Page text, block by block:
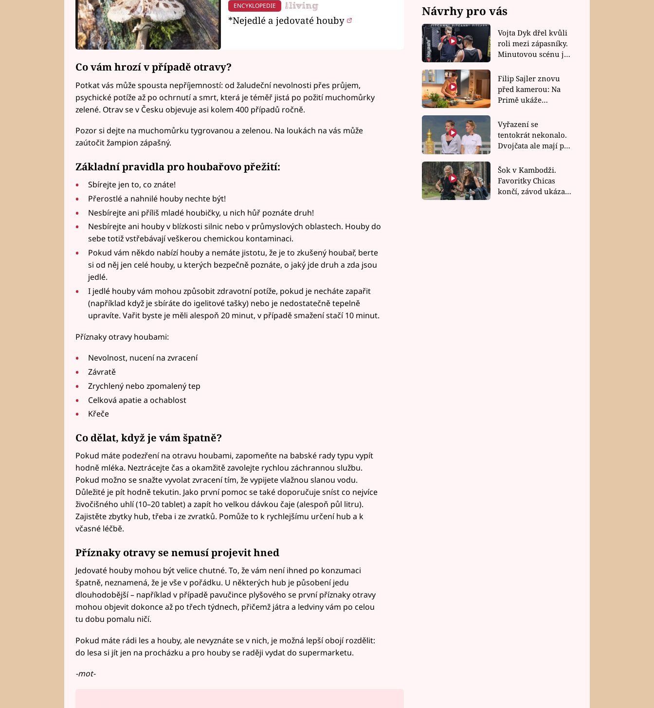
ENCYKLOPEDIE
*Nejedlé a jedovaté houby
Co vám hrozí v případě otravy?
Potkat vás může spousta nepříjemností: od žaludeční nevolnosti přes průjem,
psychické potíže až po ochrnutí a smrt, která je téměř jistá po požití muchomůrky
zelené. Otrav se v Česku objevuje asi kolem 400 případů ročně.
Pozor si dejte na muchomůrku tygrovanou a zelenou. Na loukách na vás může
zaútočit žampion zápašný.
Základní pravidla pro houbařovo přežití:
Sbírejte jen to, co znáte!
Přerostlé a nahnilé houby nechte být!
Nesbírejte ani příliš mladé houbičky, u nich hůř poznáte druh!
Nesbírejte ani houby v blízkosti silnic nebo v průmyslových oblastech. Houby do
sebe totiž vstřebávají veškerou chemickou kontaminaci.
Pokud vám někdo nabízí houby a nemáte jistotu, že je to zkušený houbař, berte
si od něj jen celé houby, u kterých bezpečně poznáte, o jaký jde druh a zda jsou
jedlé.
I jedlé houby vám mohou způsobit zdravotní potíže, pokud je necháte zapařit
(například když je sbíráte do igelitové tašky) nebo je nedostatečně tepelně
upravíte. Vařit byste je měli alespoň 20 minut, v případě smažení stačí 10 minut.
Příznaky otravy houbami:
Nevolnost, nucení na zvracení
Závratě
Zrychlený nebo zpomalený tep
Celková apatie a ochablost
Křeče
Co dělat, když je vám špatně?
Pokud máte podezření na otravu houbami, zapomeňte na babské rady typu vypít
hodně mléka. Neztrácejte čas a okamžitě zavolejte rychlou záchrannou službu.
Pokud možno se snažte vyvolat zvracení tím, že vypijete vlažnou slanou vodu.
Důležité je pít hodně tekutin. Jako první pomoc se také doporučuje sníst co nejvíce
živočišného uhlí (10–20 tablet) a zapít ho velkou dávkou čaje (alespoň půl litru).
Zajistěte zbytky hub, třeba i ze zvratků. Pomůže to k rychlejšímu určení hub a k
včasné léčbě.
Příznaky otravy se nemusí projevit hned
Jedovaté houby mohou být velice chutné. To, že vám není ihned po konzumaci
špatně, neznamená, že je vše v pořádku. U některých hub je působení jedu
dlouhodobější – například v případě pavučince plyšového se první příznaky otravy
mohou objevit dokonce až po třech týdnech, přičemž játra a ledviny vám po celou
tu dobu pomalu ničí.
Pokud máte rádi les a houby, ale nevyznáte se v nich, je možná lepší obojí rozdělit:
do lesa si jít jen na procházku a pro houby se raději vydat do supermarketu.
-mot-
Návrhy pro vás
Vojta Dyk dřel kvůli
roli mezi zápasníky.
Minutovou scénu jel
Filip Sajler znovu
před kamerou: Na
Primě ukáže
rychlé recepty
Vyřazení se
tentokrát nekonalo.
Dvojčata ale mají po
závodu nůž na krku
Šok v Kambodži.
Favoritky Chicas
končí, závod ukázal